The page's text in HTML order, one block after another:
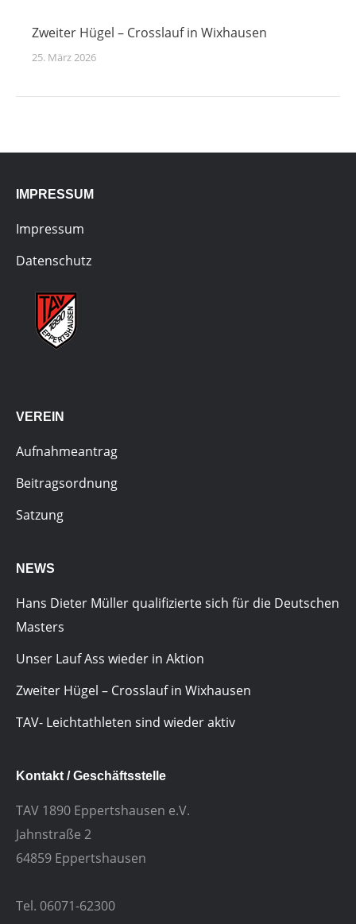
Zweiter Hügel – Crosslauf in Wixhausen
25. März 2026
IMPRESSUM
Impressum
Datenschutz
VEREIN
Aufnahmeantrag
Beitragsordnung
Satzung
NEWS
Hans Dieter Müller qualifizierte sich für die Deutschen
Masters
Unser Lauf Ass wieder in Aktion
Zweiter Hügel – Crosslauf in Wixhausen
TAV- Leichtathleten sind wieder aktiv
Kontakt / Geschäftsstelle
TAV 1890 Eppertshausen e.V.
Jahnstraße 2
64859 Eppertshausen
Tel. 06071-62300